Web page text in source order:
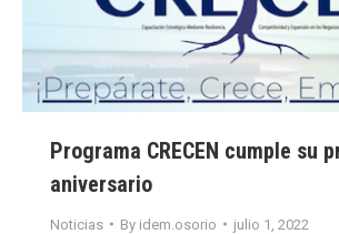
Programa CRECEN cumple su
aniversario
Noticias By idem.osorio julio 1, 2022